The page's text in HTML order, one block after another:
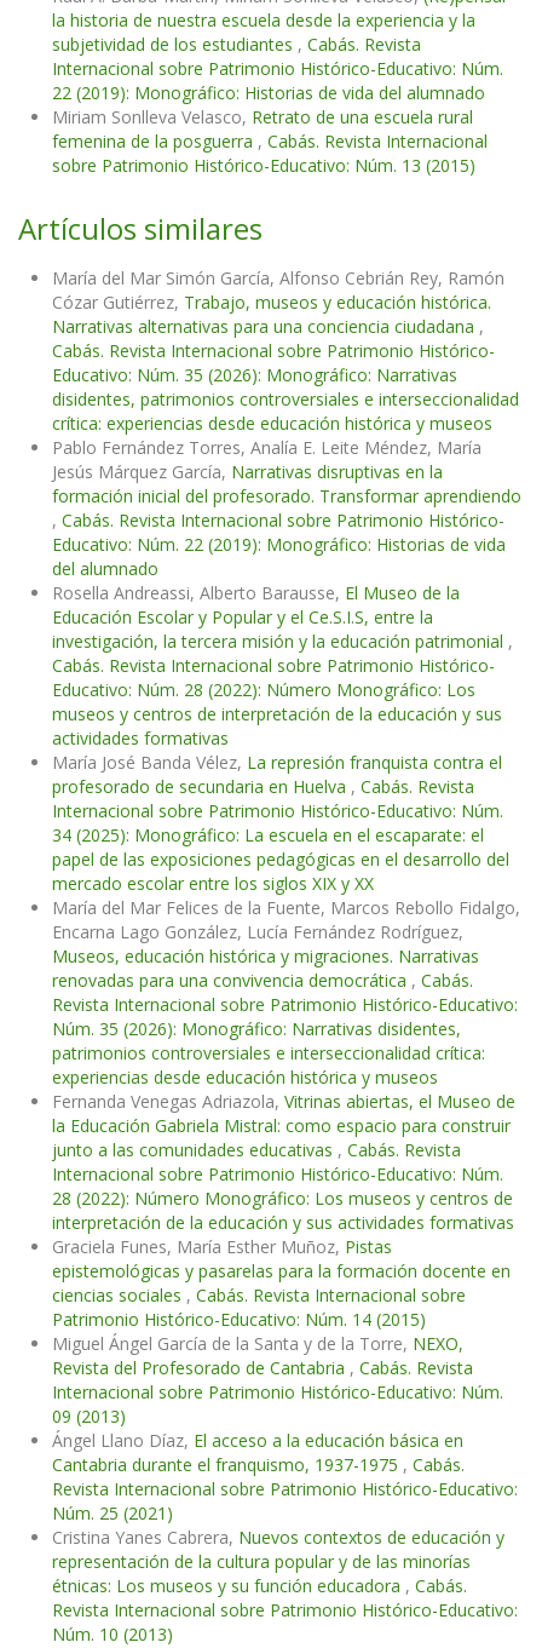
la historia de nuestra escuela desde la experiencia y la
subjetividad de los estudiantes , Cabás. Revista
Internacional sobre Patrimonio Histórico-Educativo: Núm.
22 (2019): Monográfico: Historias de vida del alumnado
Miriam Sonlleva Velasco, Retrato de una escuela rural
femenina de la posguerra , Cabás. Revista Internacional
sobre Patrimonio Histórico-Educativo: Núm. 13 (2015)
Artículos similares
María del Mar Simón García, Alfonso Cebrián Rey, Ramón
Cózar Gutiérrez, Trabajo, museos y educación histórica.
Narrativas alternativas para una conciencia ciudadana ,
Cabás. Revista Internacional sobre Patrimonio Histórico-
Educativo: Núm. 35 (2026): Monográfico: Narrativas
disidentes, patrimonios controversiales e interseccionalidad
crítica: experiencias desde educación histórica y museos
Pablo Fernández Torres, Analía E. Leite Méndez, María
Jesús Márquez García, Narrativas disruptivas en la
formación inicial del profesorado. Transformar aprendiendo
, Cabás. Revista Internacional sobre Patrimonio Histórico-
Educativo: Núm. 22 (2019): Monográfico: Historias de vida
del alumnado
Rosella Andreassi, Alberto Barausse, El Museo de la
Educación Escolar y Popular y el Ce.S.I.S, entre la
investigación, la tercera misión y la educación patrimonial ,
Cabás. Revista Internacional sobre Patrimonio Histórico-
Educativo: Núm. 28 (2022): Número Monográfico: Los
museos y centros de interpretación de la educación y sus
actividades formativas
María José Banda Vélez, La represión franquista contra el
profesorado de secundaria en Huelva , Cabás. Revista
Internacional sobre Patrimonio Histórico-Educativo: Núm.
34 (2025): Monográfico: La escuela en el escaparate: el
papel de las exposiciones pedagógicas en el desarrollo del
mercado escolar entre los siglos XIX y XX
María del Mar Felices de la Fuente, Marcos Rebollo Fidalgo,
Encarna Lago González, Lucía Fernández Rodríguez,
Museos, educación histórica y migraciones. Narrativas
renovadas para una convivencia democrática , Cabás.
Revista Internacional sobre Patrimonio Histórico-Educativo:
Núm. 35 (2026): Monográfico: Narrativas disidentes,
patrimonios controversiales e interseccionalidad crítica:
experiencias desde educación histórica y museos
Fernanda Venegas Adriazola, Vitrinas abiertas, el Museo de
la Educación Gabriela Mistral: como espacio para construir
junto a las comunidades educativas , Cabás. Revista
Internacional sobre Patrimonio Histórico-Educativo: Núm.
28 (2022): Número Monográfico: Los museos y centros de
interpretación de la educación y sus actividades formativas
Graciela Funes, María Esther Muñoz, Pistas
epistemológicas y pasarelas para la formación docente en
ciencias sociales , Cabás. Revista Internacional sobre
Patrimonio Histórico-Educativo: Núm. 14 (2015)
Miguel Ángel García de la Santa y de la Torre, NEXO,
Revista del Profesorado de Cantabria , Cabás. Revista
Internacional sobre Patrimonio Histórico-Educativo: Núm.
09 (2013)
Ángel Llano Díaz, El acceso a la educación básica en
Cantabria durante el franquismo, 1937-1975 , Cabás.
Revista Internacional sobre Patrimonio Histórico-Educativo:
Núm. 25 (2021)
Cristina Yanes Cabrera, Nuevos contextos de educación y
representación de la cultura popular y de las minorías
étnicas: Los museos y su función educadora , Cabás.
Revista Internacional sobre Patrimonio Histórico-Educativo:
Núm. 10 (2013)